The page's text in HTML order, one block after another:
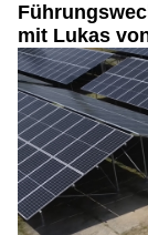
mit Lukas